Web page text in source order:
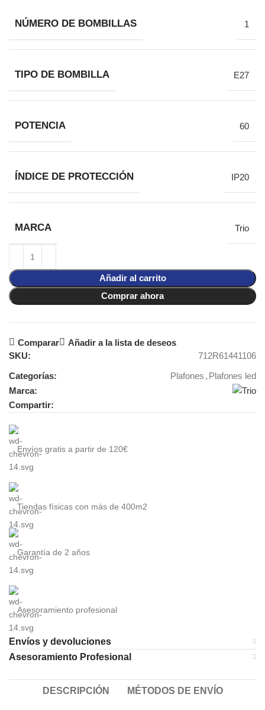
NÚMERO DE BOMBILLAS 1
TIPO DE BOMBILLA E27
POTENCIA 60
ÍNDICE DE PROTECCIÓN IP20
MARCA Trio
Añadir al carrito
Comprar ahora
Comparar
Añadir a la lista de deseos
SKU:
712R61441106
Categorías:
Plafones , Plafones led
Marca:
Compartir:
Envíos gratis a partir de 120€
Tiendas físicas con más de 400m2
Garantía de 2 años
Asesoramiento profesional
Envíos y devoluciones
Asesoramiento Profesional
DESCRIPCIÓN MÉTODOS DE ENVÍO